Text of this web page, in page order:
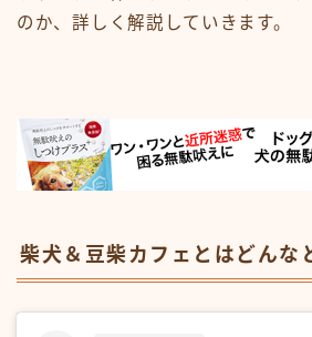
のか、詳しく解説していきます。
柴犬＆豆柴カフェとはどんな